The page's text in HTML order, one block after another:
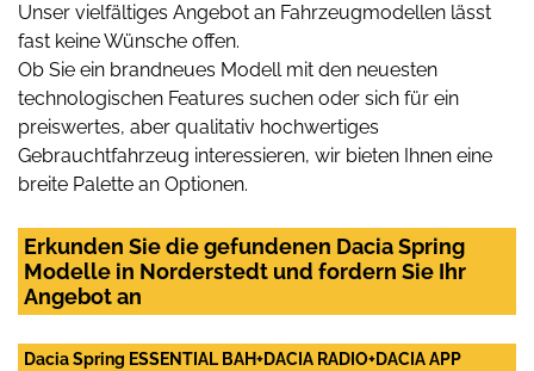
Unser vielfältiges Angebot an Fahrzeugmodellen lässt
fast keine Wünsche offen.
Ob Sie ein brandneues Modell mit den neuesten
technologischen Features suchen oder sich für ein
preiswertes, aber qualitativ hochwertiges
Gebrauchtfahrzeug interessieren, wir bieten Ihnen eine
breite Palette an Optionen.
Erkunden Sie die gefundenen Dacia Spring
Modelle in Norderstedt und fordern Sie Ihr
Angebot an
Dacia Spring ESSENTIAL BAH+DACIA RADIO+DACIA APP